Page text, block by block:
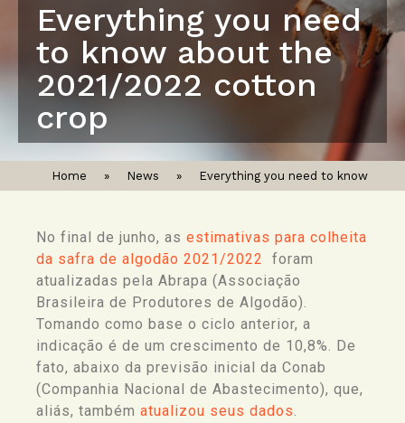
Everything you need
to know about the
2021/2022 cotton
crop
Home » News » Everything you need to know
No final de junho, as estimativas para colheita
da safra de algodão 2021/2022
foram
atualizadas pela Abrapa (Associação
Brasileira de Produtores de Algodão).
Tomando como base o ciclo anterior, a
indicação é de um crescimento de 10,8%. De
fato, abaixo da previsão inicial da Conab
(Companhia Nacional de Abastecimento), que,
aliás, também atualizou seus dados.